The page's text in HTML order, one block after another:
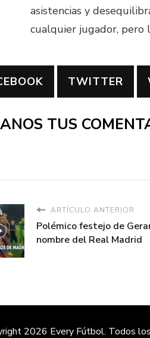
asistencias y
cualquier jugador, pero
TWITTER
TUS
ARTÍCULO ANTERIOR
Polémico festejo de
nombre del Real Madrid
2026 Every Fútbol. Todos